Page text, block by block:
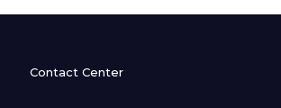
Contact Center